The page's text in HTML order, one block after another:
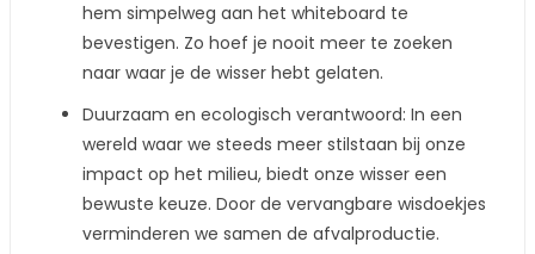
hem simpelweg aan het whiteboard te
bevestigen. Zo hoef je nooit meer te zoeken
naar waar je de wisser hebt gelaten.
Duurzaam en ecologisch verantwoord: In een
wereld waar we steeds meer stilstaan bij onze
impact op het milieu, biedt onze wisser een
bewuste keuze. Door de vervangbare wisdoekjes
verminderen we samen de afvalproductie.